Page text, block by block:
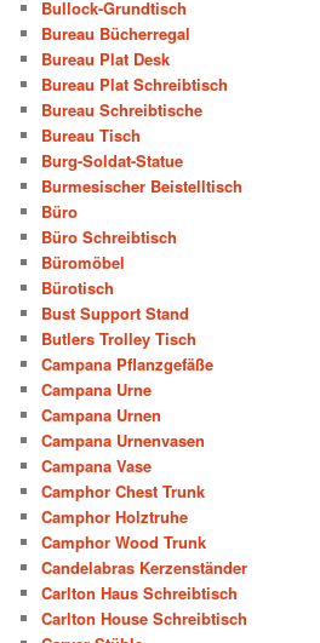
Bullock-Grundtisch
Bureau Bücherregal
Bureau Plat Desk
Bureau Plat Schreibtisch
Bureau Schreibtische
Bureau Tisch
Burg-Soldat-Statue
Burmesischer Beistelltisch
Büro
Büro Schreibtisch
Büromöbel
Bürotisch
Bust Support Stand
Butlers Trolley Tisch
Campana Pflanzgefäße
Campana Urne
Campana Urnen
Campana Urnenvasen
Campana Vase
Camphor Chest Trunk
Camphor Holztruhe
Camphor Wood Trunk
Candelabras Kerzenständer
Carlton Haus Schreibtisch
Carlton House Schreibtisch